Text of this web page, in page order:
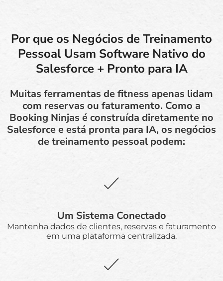
Por que os Negócios de Treinamento
Pessoal Usam Software Nativo do
Salesforce + Pronto para IA
Muitas ferramentas de fitness apenas lidam
com reservas ou faturamento. Como a
Booking Ninjas é construída diretamente no
Salesforce e está pronta para IA, os negócios
de treinamento pessoal podem:
Um Sistema Conectado
Mantenha dados de clientes, reservas e faturamento
em uma plataforma centralizada.